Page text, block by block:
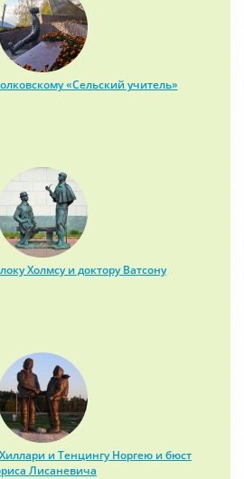
«Сельский учитель»
Холмсу и доктору Ватсону
и Тенцингу Норгею и бюст
Лисаневича